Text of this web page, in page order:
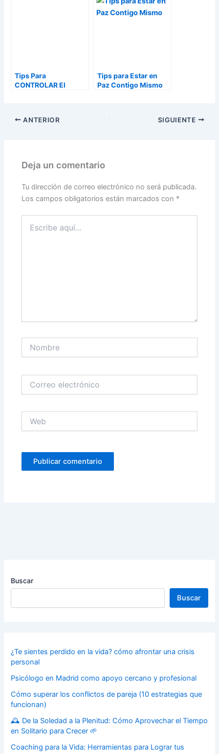
Tips Para
CONTROLAR El
NAVIDEÑAS
Tips para Estar en
Paz Contigo Mismo
ANTERIOR SIGUIENTE
Deja un comentario
Tu dirección de correo electrónico no será publicada.
Los campos obligatorios están marcados con *
aquí...
electrónico
Buscar
Buscar
¿Te sientes perdido en la vida? cómo afrontar una crisis
personal
Psicólogo en Madrid como apoyo cercano y profesional
Cómo superar los conflictos de pareja (10 estrategias que
funcionan)
🕰️ De la Soledad a la Plenitud: Cómo Aprovechar el Tiempo
en Solitario para Crecer 🌱
Coaching para la Vida: Herramientas para Lograr tus